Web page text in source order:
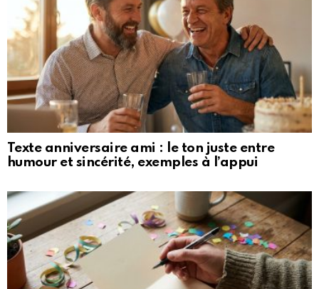
Texte anniversaire ami : le ton juste entre
humour et sincérité, exemples à l’appui